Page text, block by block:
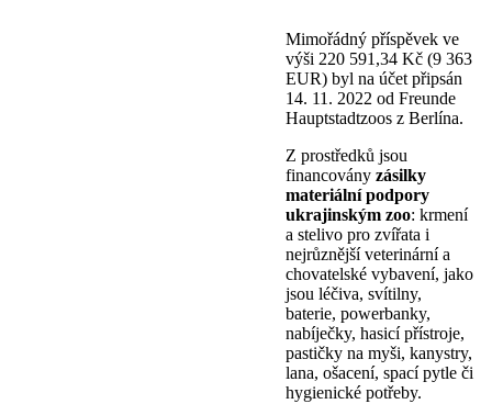
Mimořádný příspěvek ve
výši 220 591,34 Kč (9 363
EUR) byl na účet připsán
14. 11. 2022 od Freunde
Hauptstadtzoos z Berlína.
Z prostředků jsou
financovány zásilky
materiální podpory
ukrajinským zoo: krmení
a stelivo pro zvířata i
nejrůznější veterinární a
chovatelské vybavení, jako
jsou léčiva, svítilny,
baterie, powerbanky,
nabíječky, hasicí přístroje,
pastičky na myši, kanystry,
lana, ošacení, spací pytle či
hygienické potřeby.